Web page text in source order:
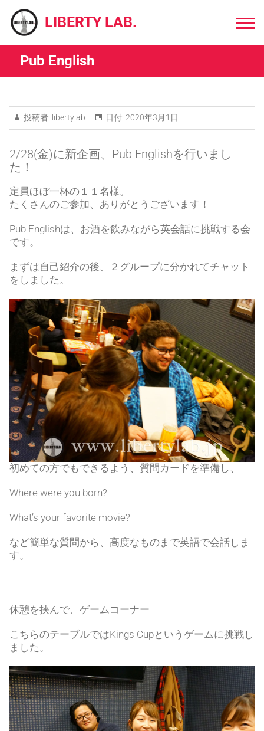
content
LIBERTY LAB.
Pub English
投稿者: libertylab 日付: 2020年3月1日
2/28(金)に新企画、Pub Englishを行いまし
た！
定員ほぼ一杯の１１名様。
たくさんのご参加、ありがとうございます！
Pub Englishは、お酒を飲みながら英会話に挑戦する会
です。
まずは自己紹介の後、２グループに分かれてチャット
をしました。
初めての方でもできるよう、質問カードを準備し、
Where were you born?
What’s your favorite movie?
など簡単な質問から、高度なものまで英語で会話しま
す。
休憩を挟んで、ゲームコーナー
こちらのテーブルではKings Cupというゲームに挑戦し
ました。